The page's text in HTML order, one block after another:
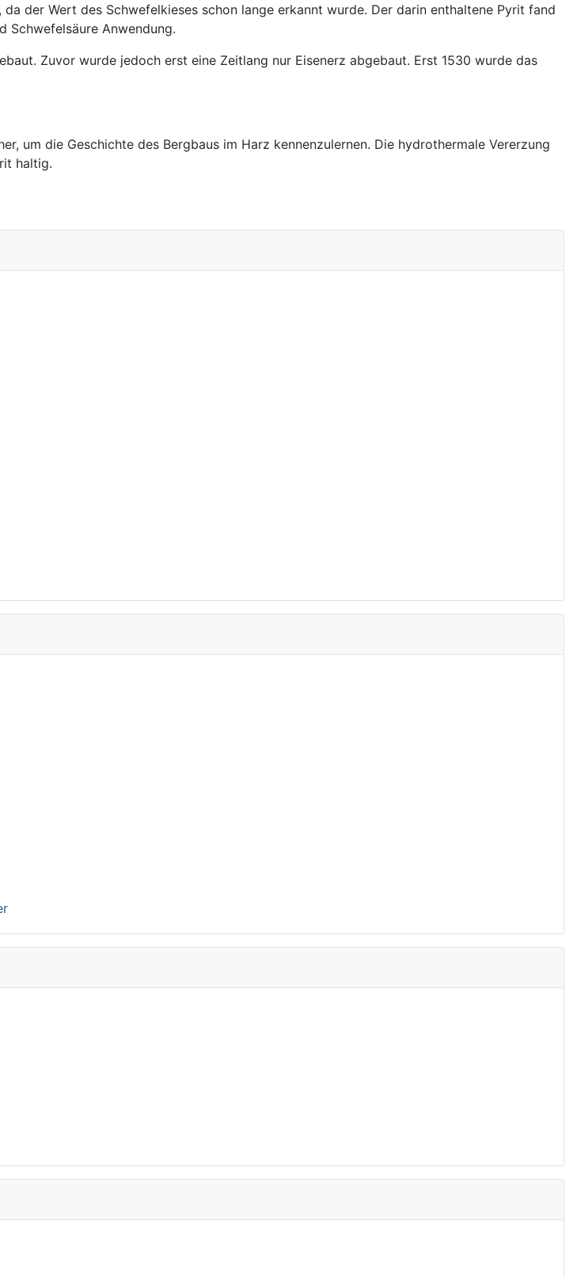
der Wert des Schwefelkieses schon lange erkannt wurde. Der darin enthaltene Pyrit fand
Schwefelsäure Anwendung.
Zuvor wurde jedoch erst eine Zeitlang nur Eisenerz abgebaut. Erst 1530 wurde das
um die Geschichte des Bergbaus im Harz kennenzulernen. Die hydrothermale Vererzung
haltig.